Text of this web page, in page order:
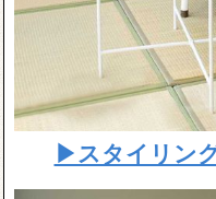
▶スタイリン